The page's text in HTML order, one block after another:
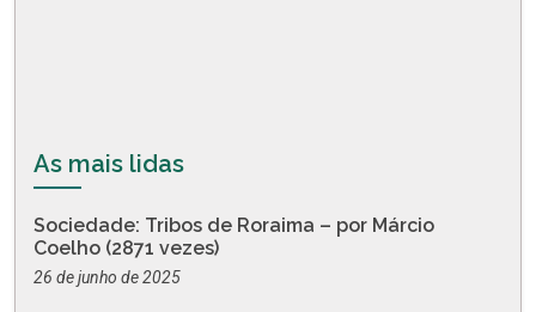
As mais lidas
Sociedade: Tribos de Roraima – por Márcio
Coelho (2871 vezes)
26 de junho de 2025